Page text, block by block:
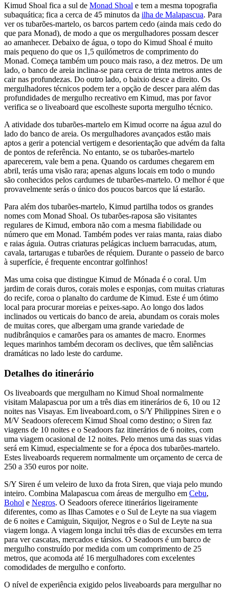
Kimud Shoal fica a sul de Monad Shoal e tem a mesma topografia
subaquática; fica a cerca de 45 minutos da ilha de Malapascua. Para
ver os tubarões-martelo, os barcos partem cedo (ainda mais cedo do
que para Monad), de modo a que os mergulhadores possam descer
ao amanhecer. Debaixo de água, o topo do Kimud Shoal é muito
mais pequeno do que os 1,5 quilómetros de comprimento do
Monad. Começa também um pouco mais raso, a dez metros. De um
lado, o banco de areia inclina-se para cerca de trinta metros antes de
cair nas profundezas. Do outro lado, o baixio desce a direito. Os
mergulhadores técnicos podem ter a opção de descer para além das
profundidades de mergulho recreativo em Kimud, mas por favor
verifica se o liveaboard que escolheste suporta mergulho técnico.
A atividade dos tubarões-martelo em Kimud ocorre na água azul do
lado do banco de areia. Os mergulhadores avançados estão mais
aptos a gerir a potencial vertigem e desorientação que advém da falta
de pontos de referência. No entanto, se os tubarões-martelo
aparecerem, vale bem a pena. Quando os cardumes chegarem em
abril, terás uma visão rara; apenas alguns locais em todo o mundo
são conhecidos pelos cardumes de tubarões-martelo. O melhor é que
provavelmente serás o único dos poucos barcos que lá estarão.
Para além dos tubarões-martelo, Kimud partilha todos os grandes
nomes com Monad Shoal. Os tubarões-raposa são visitantes
regulares de Kimud, embora não com a mesma fiabilidade ou
número que em Monad. Também podes ver raias manta, raias diabo
e raias águia. Outras criaturas pelágicas incluem barracudas, atum,
cavala, tartarugas e tubarões de réquiem. Durante o passeio de barco
à superfície, é frequente encontrar golfinhos!
Mas uma coisa que distingue Kimud de Mónada é o coral. Um
jardim de corais duros, corais moles e esponjas, com muitas criaturas
do recife, coroa o planalto do cardume de Kimud. Este é um ótimo
local para procurar moreias e peixes-sapo. Ao longo dos lados
inclinados ou verticais do banco de areia, abundam os corais moles
de muitas cores, que albergam uma grande variedade de
nudibrânquios e camarões para os amantes de macro. Enormes
leques marinhos também decoram os declives, que têm saliências
dramáticas no lado leste do cardume.
Detalhes do itinerário
Os liveaboards que mergulham no Kimud Shoal normalmente
visitam Malapascua por um a três dias em itinerários de 6, 10 ou 12
noites nas Visayas. Em liveaboard.com, o S/Y Philippines Siren e o
M/V Seadoors oferecem Kimud Shoal como destino; o Siren faz
viagens de 10 noites e o Seadoors faz itinerários de 6 noites, com
uma viagem ocasional de 12 noites. Pelo menos uma das suas vidas
será em Kimud, especialmente se for a época dos tubarões-martelo.
Estes liveaboards requerem normalmente um orçamento de cerca de
250 a 350 euros por noite.
S/Y Siren é um veleiro de luxo da frota Siren, que viaja pelo mundo
inteiro. Combina Malapascua com áreas de mergulho em Cebu,
Bohol e Negros. O Seadoors oferece itinerários ligeiramente
diferentes, como as Ilhas Camotes e o Sul de Leyte na sua viagem
de 6 noites e Camiguin, Siquijor, Negros e o Sul de Leyte na sua
viagem longa. A viagem longa inclui três dias de excursões em terra
para ver cascatas, mercados e társios. O Seadoors é um barco de
mergulho construído por medida com um comprimento de 25
metros, que acomoda até 16 mergulhadores com excelentes
comodidades de mergulho e conforto.
O nível de experiência exigido pelos liveaboards para mergulhar no